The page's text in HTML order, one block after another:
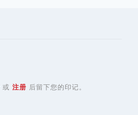
或 注册 后留下您的印记。